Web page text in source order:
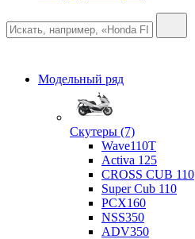
Модельный ряд
Скутеры (7)
Wave110T
Activa 125
CROSS CUB 110
Super Cub 110
PCX160
NSS350
ADV350